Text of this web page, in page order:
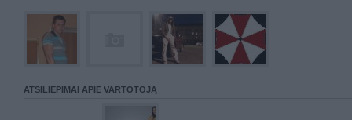
ATSILIEPIMAI APIE VARTOTOJĄ